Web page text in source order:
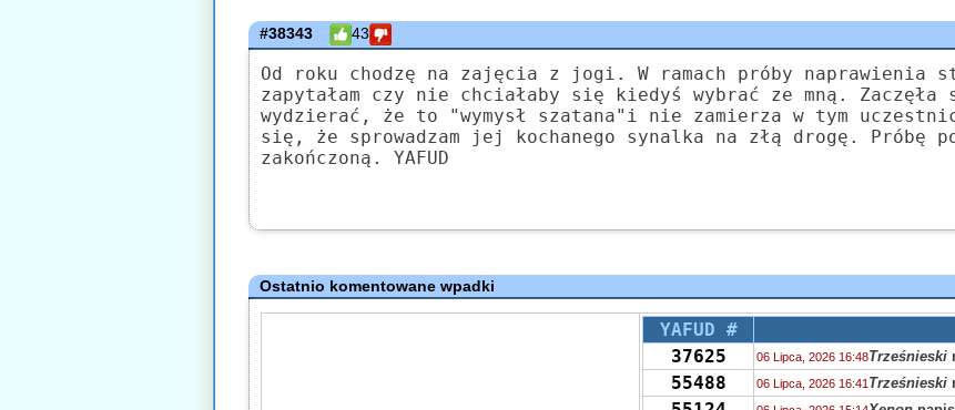
#38343 43
Od roku chodzę na zajęcia z jogi. W ramach próby naprawienia
zapytałam czy nie chciałaby się kiedyś wybrać ze mną. Zaczęła
wydzierać, że to "wymysł szatana"i nie zamierza w tym
się, że sprowadzam jej kochanego synalka na złą drogę. Próbę
zakończoną. YAFUD
Ostatnio komentowane wpadki
YAFUD #
37625
06 Lipca, 2026 16:48Trześnieski
55488 06 Lipca, 2026 16:41 Trześnieski